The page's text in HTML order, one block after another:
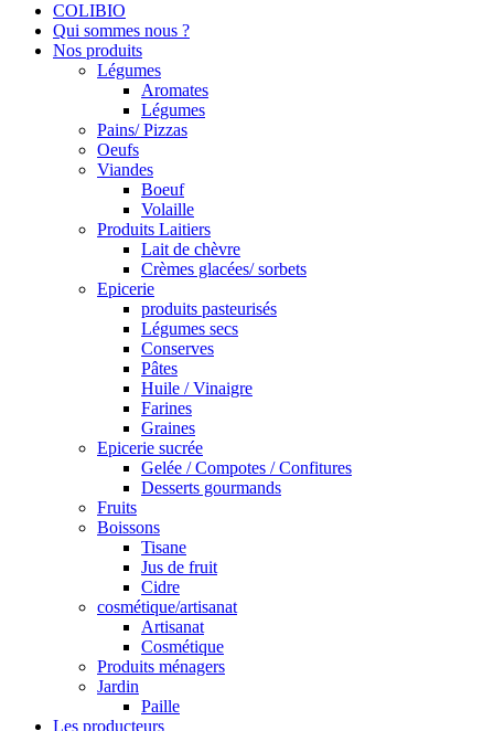
COLIBIO
Qui sommes nous ?
Nos produits
Légumes
Aromates
Légumes
Pains/ Pizzas
Oeufs
Viandes
Boeuf
Volaille
Produits Laitiers
Lait de chèvre
Crèmes glacées/ sorbets
Epicerie
produits pasteurisés
Légumes secs
Conserves
Pâtes
Huile / Vinaigre
Farines
Graines
Epicerie sucrée
Gelée / Compotes / Confitures
Desserts gourmands
Fruits
Boissons
Tisane
Jus de fruit
Cidre
cosmétique/artisanat
Artisanat
Cosmétique
Produits ménagers
Jardin
Paille
Les producteurs